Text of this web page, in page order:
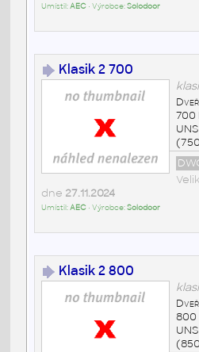
Umístil:AEC• Výrobce:Solodoor
Klasik 2 700
700
dne 27.11.2024
Umístil:AEC• Výrobce:Solodoor
Klasik 2 800
800